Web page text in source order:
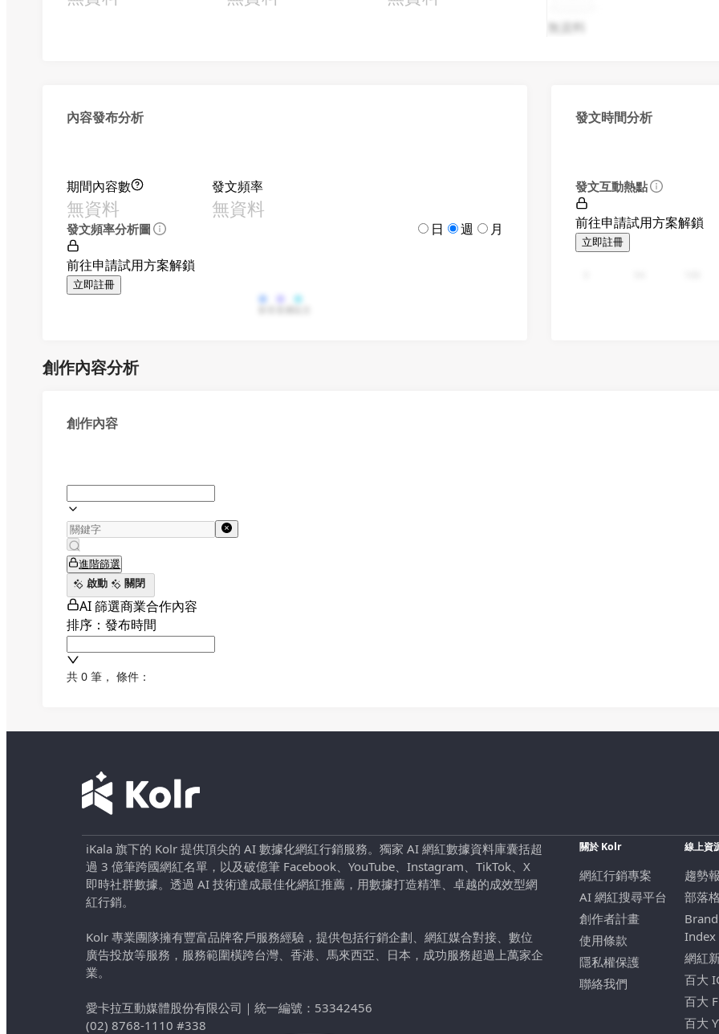
無資料
內容發布分析
期間內容數
無資料
發文頻率
無資料
發文頻率分析圖 日 週 月
前往申請試用方案解鎖
立即註冊
發文時間分析
發文互動熱點
前往申請試用方案解鎖
立即註冊
創作內容分析
創作內容
進階篩選
啟動
關閉
AI 篩選商業合作內容
排序：發布時間
共 0 筆 ， 條件：
iKala 旗下的 Kolr 提供頂尖的 AI 數據化網紅行銷服務。獨家 AI 網紅數據資料庫囊括超
過 3 億筆跨國網紅名單，以及破億筆 Facebook、YouTube、Instagram、TikTok、X
即時社群數據。透過 AI 技術達成最佳化網紅推薦，用數據打造精準、卓越的成效型網
紅行銷。
Kolr 專業團隊擁有豐富品牌客戶服務經驗，提供包括行銷企劃、網紅媒合對接、數位
廣告投放等服務，服務範圍橫跨台灣、香港、馬來西亞、日本，成功服務超過上萬家企
業。
愛卡拉互動媒體股份有限公司 ｜ 統一編號：53342456
(02) 8768-1110 #338
關於 Kolr
網紅行銷專案
AI 網紅搜尋平台
創作者計畫
使用條款
隱私權保護
聯絡我們
線上資
趨勢
部落格
Index
網紅
百大
百大
百大